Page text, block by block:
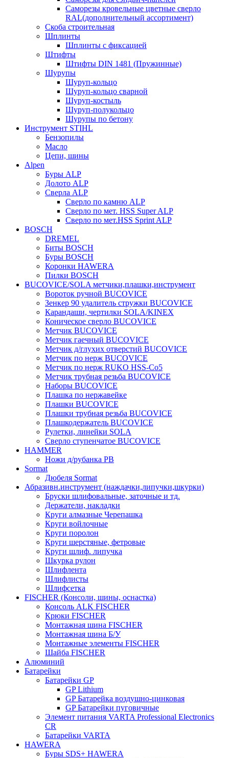
Саморезы кровельные цветные сверло
RAL(дополнительный ассортимент)
Скоба строительная
Шплинты
Шплинты с фиксацией
Штифты
Штифты DIN 1481 (Пружинные)
Шурупы
Шуруп-кольцо
Шуруп-кольцо сварной
Шуруп-костыль
Шуруп-полукольцо
Шурупы по бетону
Инструмент STIHL
Бензопилы
Масло
Цепи, шины
Alpen
Буры ALP
Долото ALP
Сверла ALP
Сверло по камню ALP
Сверло по мет. HSS Super ALP
Сверло по мет.HSS Sprint ALP
BOSCH
DREMEL
Биты BOSCH
Буры BOSCH
Коронки HAWERA
Пилки BOSCH
BUCOVICE/SOLA метчики,плашки,инструмент
Вороток ручной BUCOVICE
Зенкер 90 удалитель стружки BUCOVICE
Карандаши, чертилки SOLA/KINEX
Коническое сверло BUCOVICE
Метчик BUCOVICE
Метчик гаечный BUCOVICE
Метчик д/глухих отверстий BUCOVICE
Метчик по нерж BUCOVICE
Метчик по нерж RUKO HSS-Co5
Метчик трубная резьба BUCOVICE
Наборы BUCOVICE
Плашка по нержавейке
Плашки BUCOVICE
Плашки трубная резьба BUCOVICE
Плашкодержатель BUCOVICE
Рулетки, линейки SOLA
Сверло ступенчатое BUCOVICE
HAMMER
Ножи д/рубанка РВ
Sormat
Дюбеля Sormat
Абразивн.инструмент (наждачки,липучки,шкурки)
Бруски шлифовальные, заточные и тд.
Держатели, накладки
Круги алмазные Черепашка
Круги войлочные
Круги поролон
Круги шерстяные, фетровые
Круги шлиф. липучка
Шкурка рулон
Шлифлента
Шлифлисты
Шлифсетка
FISCHER (Консоли, шины, оснастка)
Консоль ALK FISCHER
Крюки FISCHER
Монтажная шина FISCHER
Монтажная шина Б/У
Монтажные элементы FISCHER
Шайба FISCHER
Алюминий
Батарейки
Батарейки GP
GP Lithium
GP Батарейка воздушно-цинковая
GP Батарейки пуговичные
Элемент питания VARTA Professional Electronics
CR
Батарейки VARTA
HAWERA
Буры SDS+ HAWERA